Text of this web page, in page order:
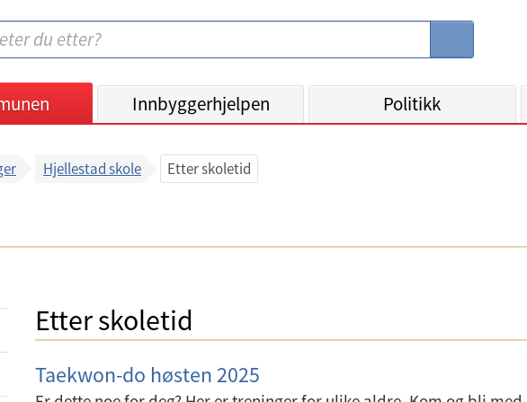
S
Innbyggerhjelpen Politikk
Hjellestad skole Etter skoletid
Etter skoletid
Taekwon-do høsten 2025